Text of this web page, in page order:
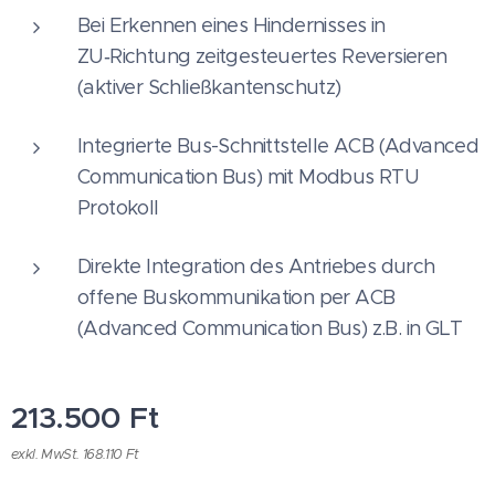
Bei Erkennen eines Hindernisses in
ZU‑Richtung zeitgesteuertes Reversieren
(aktiver Schließkantenschutz)
Integrierte Bus-Schnittstelle ACB (Advanced
Communication Bus) mit Modbus RTU
Protokoll
Direkte Integration des Antriebes durch
offene Buskommunikation per ACB
(Advanced Communication Bus) z.B. in GLT
213.500 Ft
exkl. MwSt. 168.110 Ft